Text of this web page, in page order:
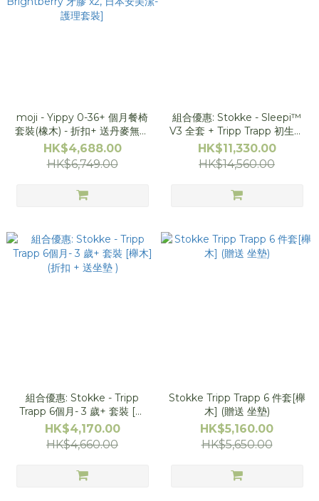
moji - Yippy 0-36+ 個月餐椅
套裝(橡木) - 折扣+ 送丹麥無毒
硼矽玻璃奶樽+奶樽保護球 2合
1套裝, Brightberry 牙膠 x2, 日
本安美潔-護理套裝]
HK$4,688.00
HK$6,749.00
組合優惠: Stokke - Sleepi™
V3 全套 + Tripp Trapp 初生組
合 超級優惠!!
HK$11,330.00
HK$14,560.00
組合優惠: Stokke - Tripp
Trapp 6個月- 3 歲+ 套裝 [櫸
木] (折扣 + 送坐墊 )
HK$4,170.00
HK$4,660.00
Stokke Tripp Trapp 6 件套[櫸
木] (贈送 坐墊)
HK$5,160.00
HK$5,650.00